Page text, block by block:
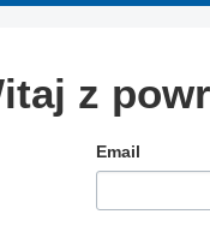
z
Email